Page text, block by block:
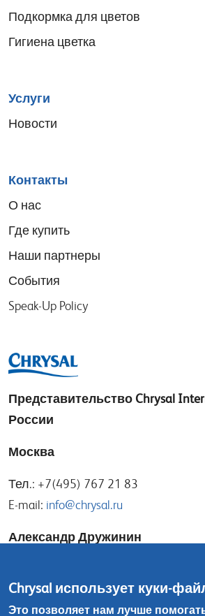
Подкормка для цветов
Гигиена цветка
Услуги
Новости
Контакты
О нас
Где купить
Наши партнеры
События
Speak-Up Policy
Представительство Chrysal
России
Москва
Тел.: +7(495) 767 21 83
E-mail: info@chrysal.ru
Александр Дружинин
Chrysal использует куки-
Это позволяет нам лучше